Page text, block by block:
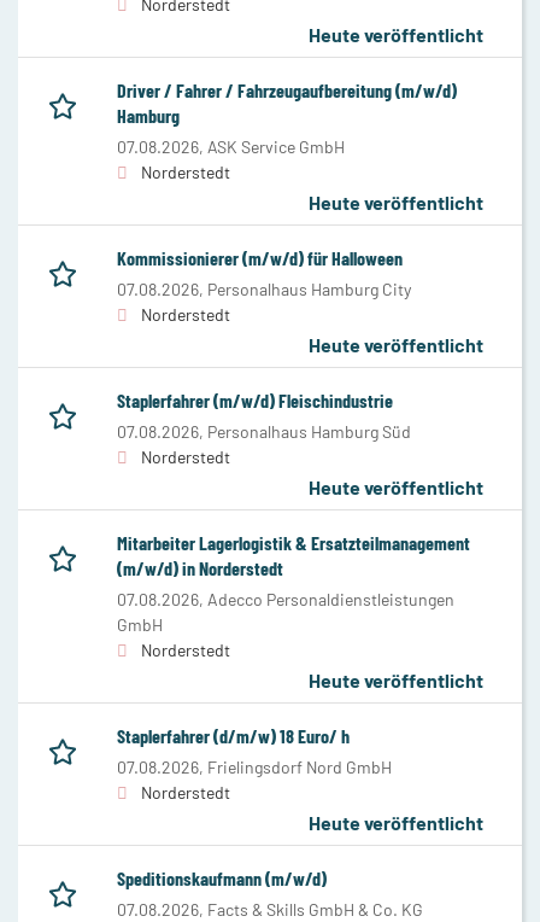
Heute veröffentlicht
Driver / Fahrer / Fahrzeugaufbereitung (m/w/d)
Hamburg
07.08.2026, ASK Service GmbH
Norderstedt
Heute veröffentlicht
Kommissionierer (m/w/d) für Halloween
07.08.2026, Personalhaus Hamburg City
Norderstedt
Heute veröffentlicht
Staplerfahrer (m/w/d) Fleischindustrie
07.08.2026, Personalhaus Hamburg Süd
Norderstedt
Heute veröffentlicht
Mitarbeiter Lagerlogistik & Ersatzteilmanagement
(m/w/d) in Norderstedt
07.08.2026, Adecco Personaldienstleistungen
GmbH
Norderstedt
Heute veröffentlicht
Staplerfahrer (d/m/w) 18 Euro/ h
07.08.2026, Frielingsdorf Nord GmbH
Norderstedt
Heute veröffentlicht
Speditionskaufmann (m/w/d)
07.08.2026, Facts & Skills GmbH & Co. KG